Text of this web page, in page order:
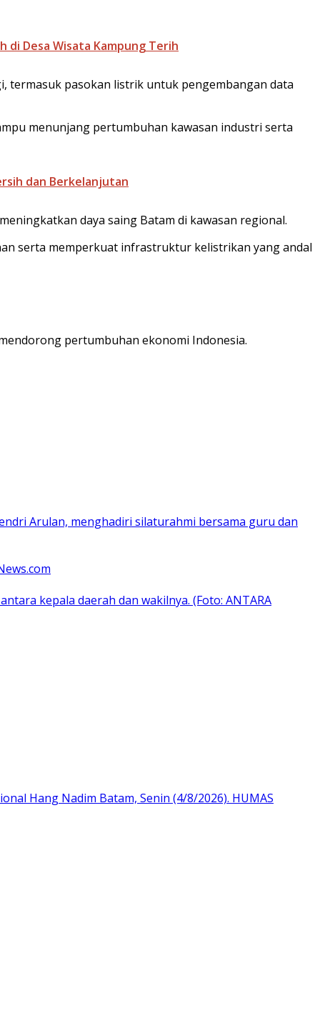
di Desa Wisata Kampung Terih
termasuk pasokan listrik untuk pengembangan data
menunjang pertumbuhan kawasan industri serta
dan Berkelanjutan
daya saing Batam di kawasan regional.
serta memperkuat infrastruktur kelistrikan yang andal
pertumbuhan ekonomi Indonesia.